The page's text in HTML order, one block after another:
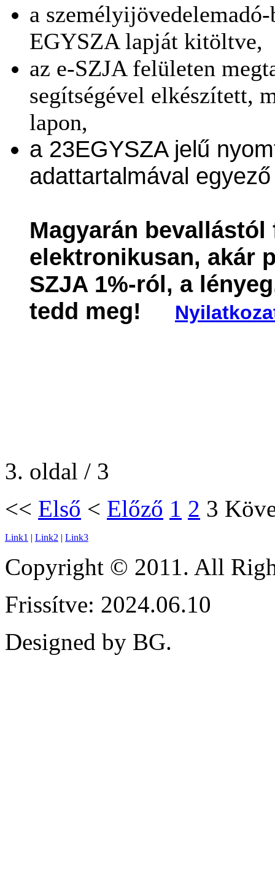
a
EGYSZA lapját kitöltve,
az e-SZJA felületen
segítségével elkészített,
lapon,
a 23EGYSZA jelű
adattartalmával
Magyarán
elektronikusan, akár
SZJA 1%-ról, a
tedd meg!
3. oldal / 3
<< Első < Előző 1 2 3
Link1 | Link2 | Link3
Copyright © 2011. All
Frissítve: 2024.06.10
Designed by BG.